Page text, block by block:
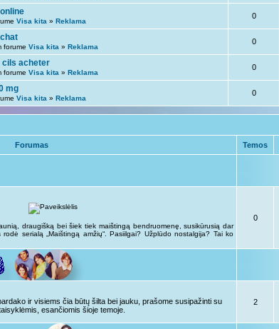
Visa kita » Reklama
0
forume Visa kita » Reklama
0
cils acheter
forume Visa kita » Reklama
0
mg
Visa kita » Reklama
0
Forumas Temos
draugišką bei šiek tiek maištingą bendruomenę, susikūrusią dar
serialą „Maištingą amžių“. Pasiilgai? Užplūdo nostalgija? Tai ko
0
ir visiems čia būtų šilta bei jauku, prašome susipažinti su
esančiomis šioje temoje.
2